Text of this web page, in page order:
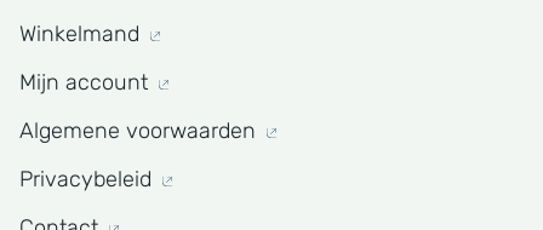
Winkelmand
Mijn account
Algemene voorwaarden
Privacybeleid